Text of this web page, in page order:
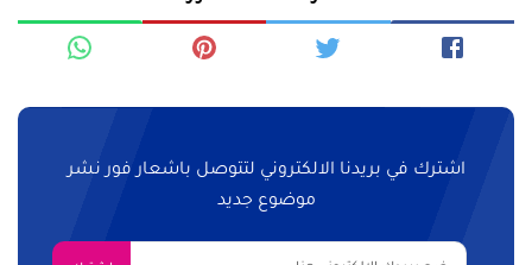
اشترك في بريدنا الالكتروني لتتوصل باشعار فور نشر
موضوع جديد